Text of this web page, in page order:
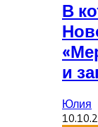
В
и
Юлия